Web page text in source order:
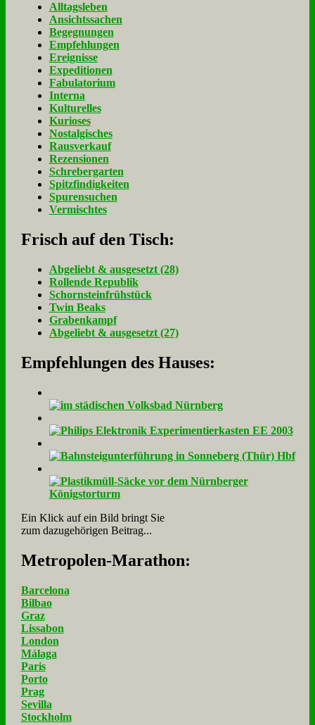
Alltagsleben
Ansichtssachen
Begegnungen
Empfehlungen
Ereignisse
Expeditionen
Fabulatorium
Interna
Kulturelles
Kurioses
Nostalgisches
Rausverkauf
Rezensionen
Schrebergarten
Spitzfindigkeiten
Spurensuchen
Vermischtes
Frisch auf den Tisch:
Ab­ge­liebt & aus­ge­setzt (28)
Rol­len­de Re­pu­blik
Schorn­stein­früh­stück
Twin Beaks
Gra­ben­kampf
Ab­ge­liebt & aus­ge­setzt (27)
Empfehlungen des Hauses:
Ein Klick auf ein Bild bringt Sie
zum dazugehörigen Beitrag...
Me­tro­po­len-Ma­ra­thon:
Barcelona
Bilbao
Graz
Lissabon
London
Málaga
Paris
Porto
Prag
Sevilla
Stockholm